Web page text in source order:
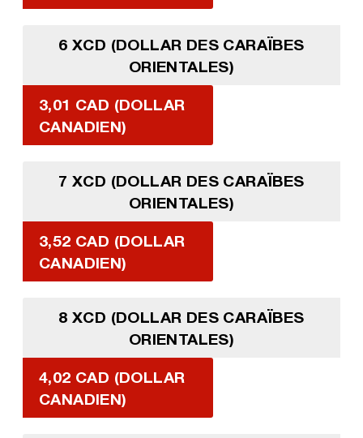
6 XCD (DOLLAR DES CARAÏBES
ORIENTALES)
3,01 CAD (DOLLAR
CANADIEN)
7 XCD (DOLLAR DES CARAÏBES
ORIENTALES)
3,52 CAD (DOLLAR
CANADIEN)
8 XCD (DOLLAR DES CARAÏBES
ORIENTALES)
4,02 CAD (DOLLAR
CANADIEN)